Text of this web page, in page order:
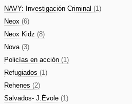
NAVY: Investigación Criminal (1)
Neox (6)
Neox Kidz (8)
Nova (3)
Policías en acción (1)
Refugiados (1)
Rehenes (2)
Salvados- J.Évole (1)